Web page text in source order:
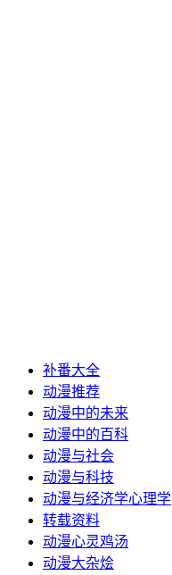
补番大全
动漫推荐
动漫中的未来
动漫中的百科
动漫与社会
动漫与科技
动漫与经济学心理学
转载资料
动漫心灵鸡汤
动漫大杂烩